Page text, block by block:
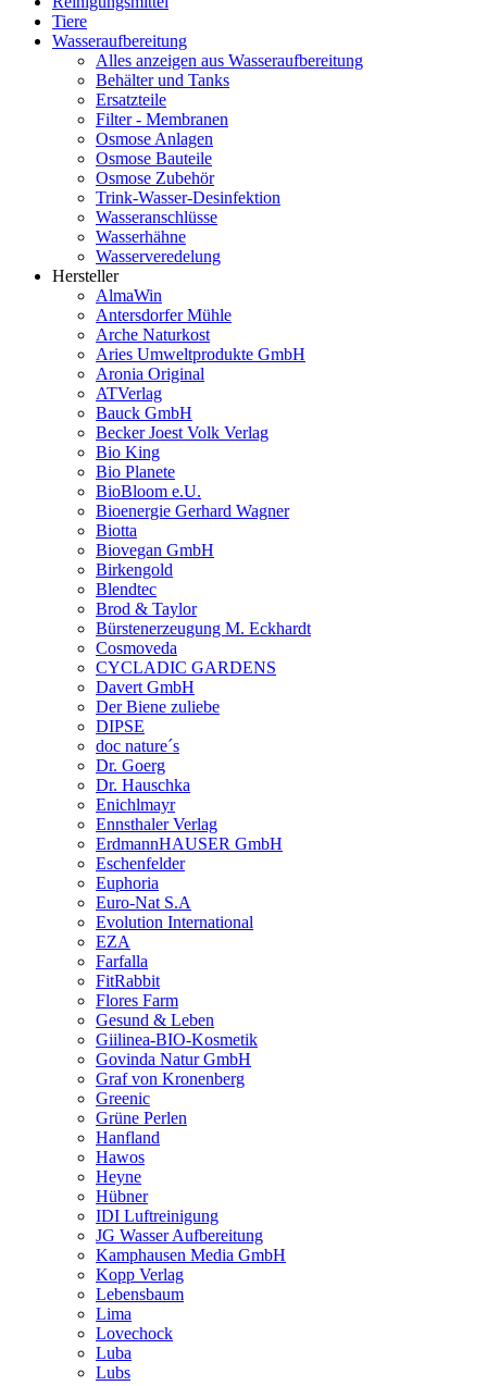
Tiere
Wasseraufbereitung
Alles anzeigen aus Wasseraufbereitung
Behälter und Tanks
Ersatzteile
Filter - Membranen
Osmose Anlagen
Osmose Bauteile
Osmose Zubehör
Trink-Wasser-Desinfektion
Wasseranschlüsse
Wasserhähne
Wasserveredelung
Hersteller
AlmaWin
Antersdorfer Mühle
Arche Naturkost
Aries Umweltprodukte GmbH
Aronia Original
ATVerlag
Bauck GmbH
Becker Joest Volk Verlag
Bio King
Bio Planete
BioBloom e.U.
Bioenergie Gerhard Wagner
Biotta
Biovegan GmbH
Birkengold
Blendtec
Brod & Taylor
Bürstenerzeugung M. Eckhardt
Cosmoveda
CYCLADIC GARDENS
Davert GmbH
Der Biene zuliebe
DIPSE
doc nature´s
Dr. Goerg
Dr. Hauschka
Enichlmayr
Ennsthaler Verlag
ErdmannHAUSER GmbH
Eschenfelder
Euphoria
Euro-Nat S.A
Evolution International
EZA
Farfalla
FitRabbit
Flores Farm
Gesund & Leben
Giilinea-BIO-Kosmetik
Govinda Natur GmbH
Graf von Kronenberg
Greenic
Grüne Perlen
Hanfland
Hawos
Heyne
Hübner
IDI Luftreinigung
JG Wasser Aufbereitung
Kamphausen Media GmbH
Kopp Verlag
Lebensbaum
Lima
Lovechock
Luba
Lubs